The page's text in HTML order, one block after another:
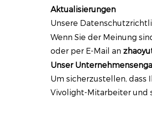
Aktualisierungen
Unsere
Wenn Sie der Meinung
oder per E-Mail an
Unser
Um sicherzustellen, dass
Vivolight-Mitarbeiter und